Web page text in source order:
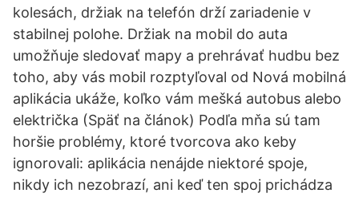
kolesách, držiak na telefón drží zariadenie v
stabilnej polohe. Držiak na mobil do auta
umožňuje sledovať mapy a prehrávať hudbu bez
toho, aby vás mobil rozptyľoval od Nová mobilná
aplikácia ukáže, koľko vám mešká autobus alebo
električka (Späť na článok) Podľa mňa sú tam
horšie problémy, ktoré tvorcova ako keby
ignorovali: aplikácia nenájde niektoré spoje,
nikdy ich nezobrazí, ani keď ten spoj prichádza